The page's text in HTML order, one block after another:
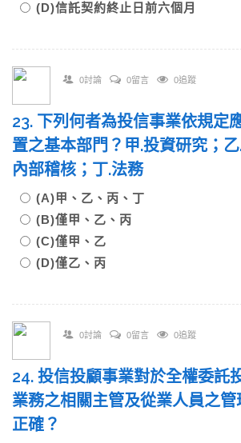
(D)信託契約終止日前六個月
0討論 0留言 0追蹤
23. 下列何者為投信事業依規定
置之基本部門？甲.投資研究；
內部稽核；丁.法務
(A)甲、乙、丙、丁
(B)僅甲、乙、丙
(C)僅甲、乙
(D)僅乙、丙
0討論 0留言 0追蹤
24. 投信投顧事業對於全權委託
業務之相關主管及從業人員之
正確？